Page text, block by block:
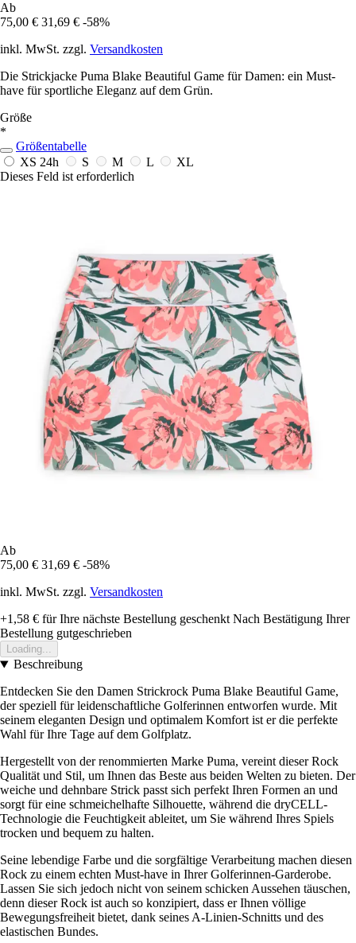
Ab
75,00 € 31,69 € -58%
inkl. MwSt. zzgl. Versandkosten
Die Strickjacke Puma Blake Beautiful Game für Damen: ein Must-
have für sportliche Eleganz auf dem Grün.
Größe
*
Größentabelle
XS 24h S M L
XL
Dieses Feld ist erforderlich
Ab
75,00 € 31,69 € -58%
inkl. MwSt. zzgl. Versandkosten
+1,58 € für Ihre nächste Bestellung geschenkt Nach Bestätigung Ihrer
Bestellung gutgeschrieben
Loading...
Beschreibung
Entdecken Sie den Damen Strickrock Puma Blake Beautiful Game,
der speziell für leidenschaftliche Golferinnen entworfen wurde. Mit
seinem eleganten Design und optimalem Komfort ist er die perfekte
Wahl für Ihre Tage auf dem Golfplatz.
Hergestellt von der renommierten Marke Puma, vereint dieser Rock
Qualität und Stil, um Ihnen das Beste aus beiden Welten zu bieten. Der
weiche und dehnbare Strick passt sich perfekt Ihren Formen an und
sorgt für eine schmeichelhafte Silhouette, während die dryCELL-
Technologie die Feuchtigkeit ableitet, um Sie während Ihres Spiels
trocken und bequem zu halten.
Seine lebendige Farbe und die sorgfältige Verarbeitung machen diesen
Rock zu einem echten Must-have in Ihrer Golferinnen-Garderobe.
Lassen Sie sich jedoch nicht von seinem schicken Aussehen täuschen,
denn dieser Rock ist auch so konzipiert, dass er Ihnen völlige
Bewegungsfreiheit bietet, dank seines A-Linien-Schnitts und des
elastischen Bundes.